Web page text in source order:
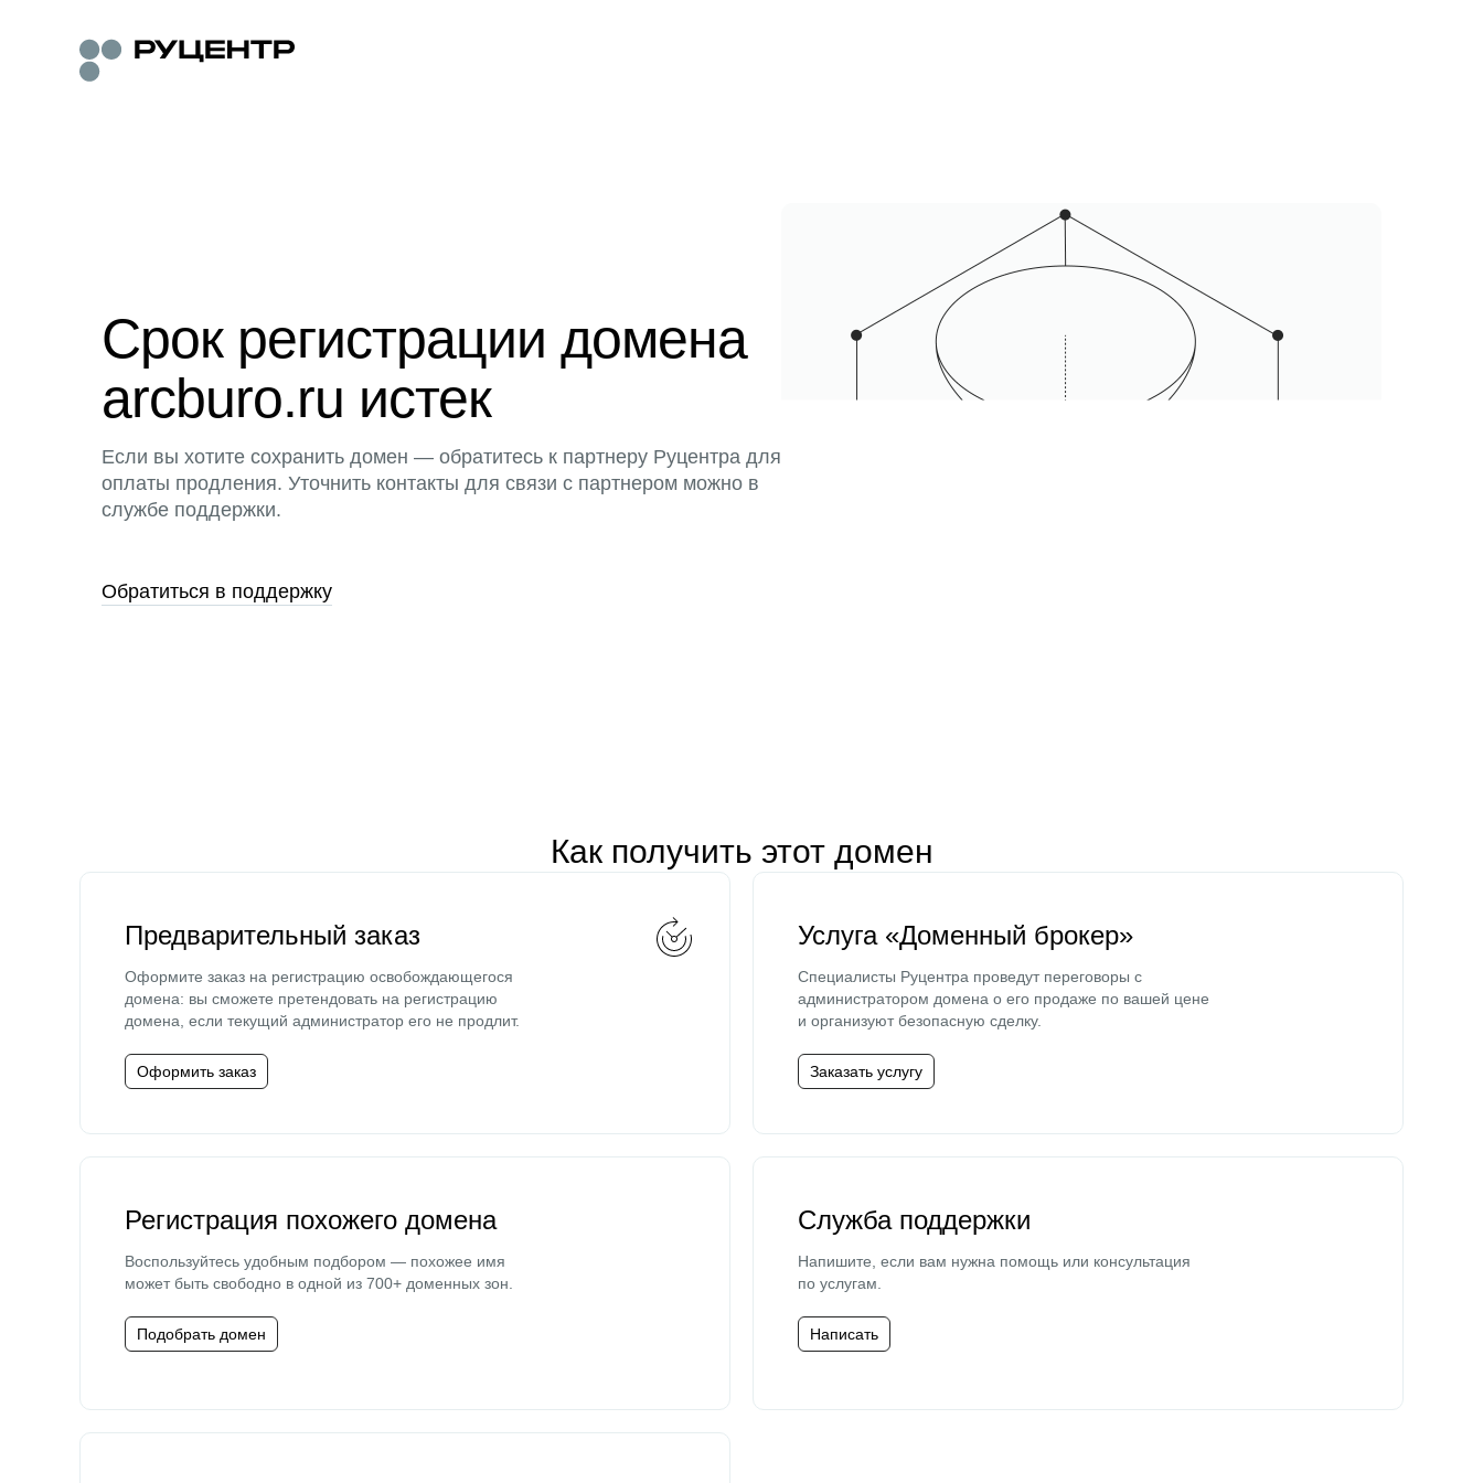
Срок регистрации домена
arcburo.ru истек
Если вы хотите сохранить домен — обратитесь к партнеру Руцентра для
оплаты продления. Уточнить контакты для связи с партнером можно в
службе поддержки.
Обратиться в поддержку
Как получить этот домен
Предварительный заказ
Оформите заказ на регистрацию освобождающегося
домена: вы сможете претендовать на регистрацию
домена, если текущий администратор его не продлит.
Оформить заказ
Услуга «Доменный брокер»
Специалисты Руцентра проведут переговоры с
администратором домена о его продаже по вашей цене
и организуют безопасную сделку.
Заказать услугу
Регистрация похожего домена
Воспользуйтесь удобным подбором — похожее имя
может быть свободно в одной из 700+ доменных зон.
Подобрать домен
Служба поддержки
Напишите, если вам нужна помощь или консультация
по услугам.
Написать